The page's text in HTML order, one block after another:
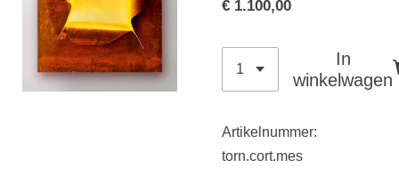
€ 1.100,00
In
winkelwagen
Artikelnummer:
torn.cort.mes